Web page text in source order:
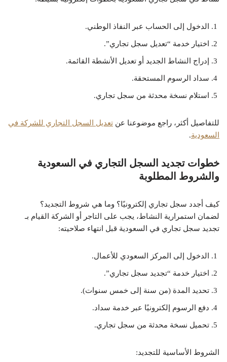
الدخول إلى الحساب عبر النفاذ الوطني.
اختيار خدمة “تعديل سجل تجاري”.
إدراج النشاط الجديد أو تعديل الأنشطة القائمة.
سداد الرسوم المستحقة.
استلام نسخة محدثة من سجل تجاري.
للتفاصيل أكثر، راجع موضوعنا عن تعديل السجل التجاري للشركة في
السعودية.
خطوات تجديد السجل التجاري في السعودية
والشروط المطلوبة
كيف أجدد سجل تجاري إلكترونيًا؟ وما هي شروط التجديد؟
لضمان استمرارية النشاط، يجب على التاجر أو الشركة القيام بـ
تجديد سجل تجاري في السعودية قبل انتهاء صلاحيته:
الدخول إلى المركز السعودي للأعمال.
اختيار خدمة “تجديد سجل تجاري”.
تحديد المدة (من سنة إلى خمس سنوات).
دفع الرسوم إلكترونيًا عبر خدمة سداد.
تحميل نسخة محدثة من سجل تجاري.
الشروط الأساسية للتجديد: